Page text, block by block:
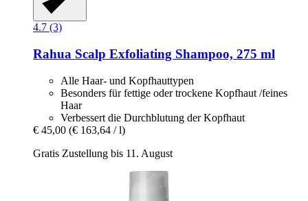
4.7 (3)
Rahua Scalp Exfoliating Shampoo, 275 ml
Alle Haar- und Kopfhauttypen
Besonders für fettige oder trockene Kopfhaut /feines
Haar
Verbessert die Durchblutung der Kopfhaut
€ 45,00 (€ 163,64 / l)
Gratis Zustellung bis 11. August